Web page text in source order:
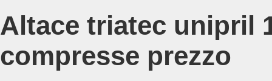
Altace triatec unipril
compresse prezzo